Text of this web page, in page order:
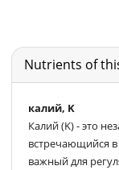
Nutrients of
калий, K
Калий (K) - это
встречающийся
важный для